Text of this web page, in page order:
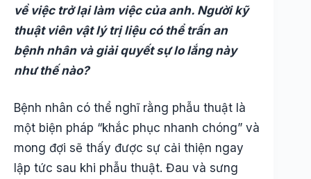
về việc trở lại làm việc của anh. Người kỹ
thuật viên vật lý trị liệu có thể trấn an
bệnh nhân và giải quyết sự lo lắng này
như thế nào?
Bệnh nhân có thể nghĩ rằng phẫu thuật là
một biện pháp “khắc phục nhanh chóng” và
mong đợi sẽ thấy được sự cải thiện ngay
lập tức sau khi phẫu thuật. Đau và sưng